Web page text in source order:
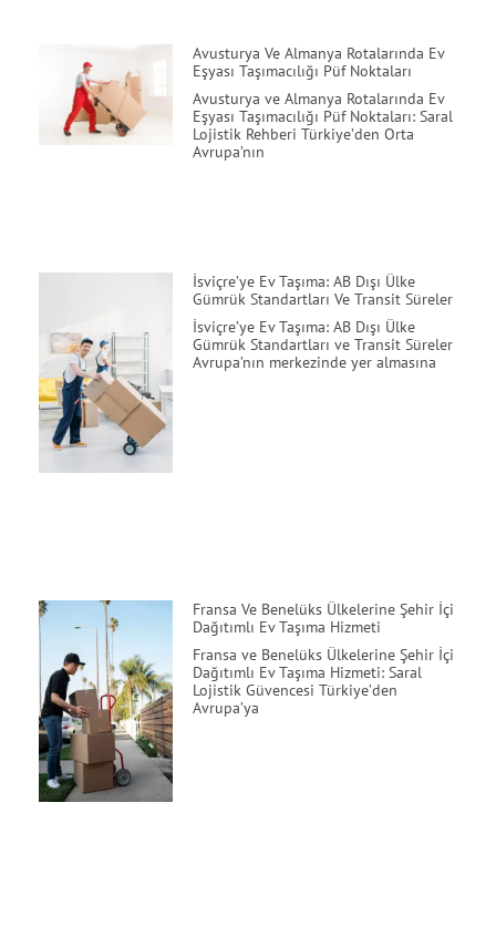
Avusturya Ve Almanya Rotalarında Ev
Eşyası Taşımacılığı Püf Noktaları
Avusturya ve Almanya Rotalarında Ev
Eşyası Taşımacılığı Püf Noktaları: Saral
Lojistik Rehberi Türkiye’den Orta
Avrupa’nın
İsviçre’ye Ev Taşıma: AB Dışı Ülke
Gümrük Standartları Ve Transit Süreler
İsviçre’ye Ev Taşıma: AB Dışı Ülke
Gümrük Standartları ve Transit Süreler
Avrupa’nın merkezinde yer almasına
Fransa Ve Benelüks Ülkelerine Şehir İçi
Dağıtımlı Ev Taşıma Hizmeti
Fransa ve Benelüks Ülkelerine Şehir İçi
Dağıtımlı Ev Taşıma Hizmeti: Saral
Lojistik Güvencesi Türkiye’den
Avrupa’ya